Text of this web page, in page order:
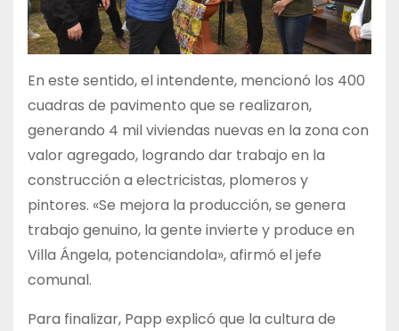
En este sentido, el intendente, mencionó los 400
cuadras de pavimento que se realizaron,
generando 4 mil viviendas nuevas en la zona con
valor agregado, logrando dar trabajo en la
construcción a electricistas, plomeros y
pintores. «Se mejora la producción, se genera
trabajo genuino, la gente invierte y produce en
Villa Ángela, potenciandola», afirmó el jefe
comunal.
Para finalizar, Papp explicó que la cultura de